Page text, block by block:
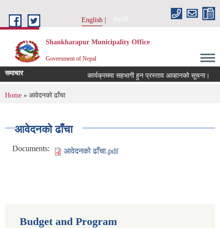
English
नेपाली
Shankharapur Municipality Office
Government of Nepal
समाचार कार्यक्रममा सहभागी हुन प्रस्ताव आव्हानको सूचना।
You are here
Home » आवेदनको ढाँचा
आवेदनको ढाँचा
Documents: आवेदनको ढाँचा.pdf
Budget and Program